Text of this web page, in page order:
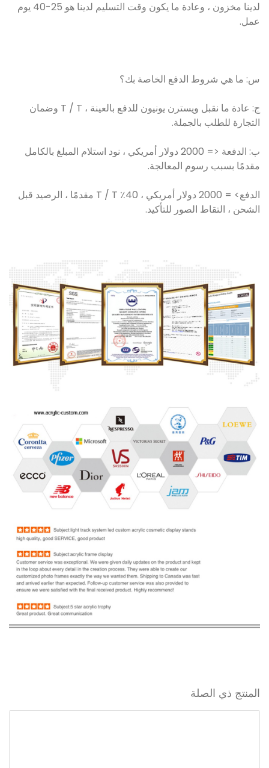
لدينا مخزون ، وعادة ما يكون وقت التسليم لدينا هو 25-40 يوم
عمل.
س: ما هي شروط الدفع الخاصة بك؟
ج: عادة ما نقبل ويسترن يونيون للدفع بالعينة ، T / T وضمان
التجارة للطلب بالجملة.
ب: الدفعة <= 2000 دولار أمريكي ، نود استلام المبلغ بالكامل
مقدمًا بسبب رسوم المعالجة.
الدفع> = 2000 دولار أمريكي ، 40٪ T / T مقدمًا ، الرصيد قبل
الشحن ، التقاط الصور للتأكيد.
المنتج ذي الصلة